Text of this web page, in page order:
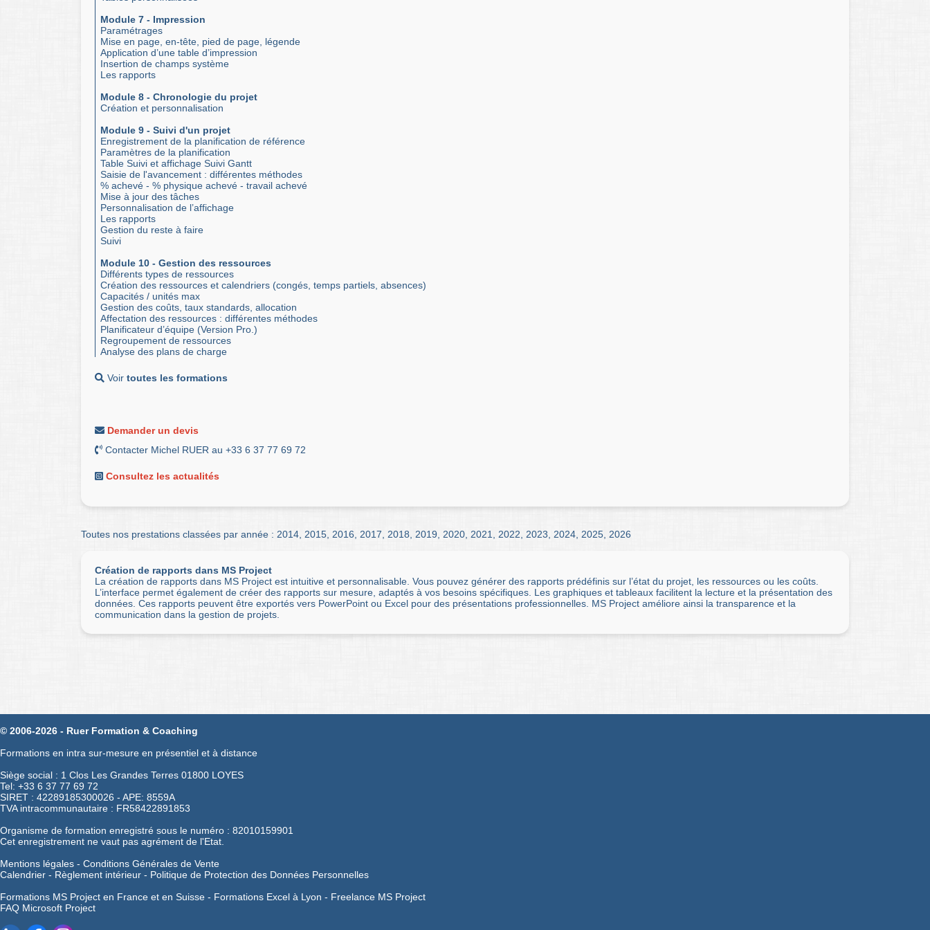
Module 7 - Impression
Paramétrages
Mise en page, en-tête, pied de page, légende
Application d’une table d’impression
Insertion de champs système
Les rapports
Module 8 - Chronologie du projet
Création et personnalisation
Module 9 - Suivi d'un projet
Enregistrement de la planification de référence
Paramètres de la planification
Table Suivi et affichage Suivi Gantt
Saisie de l'avancement : différentes méthodes
% achevé - % physique achevé - travail achevé
Mise à jour des tâches
Personnalisation de l’affichage
Les rapports
Gestion du reste à faire
Suivi
Module 10 - Gestion des ressources
Différents types de ressources
Création des ressources et calendriers (congés, temps partiels, absences)
Capacités / unités max
Gestion des coûts, taux standards, allocation
Affectation des ressources : différentes méthodes
Planificateur d’équipe (Version Pro.)
Regroupement de ressources
Analyse des plans de charge
Voir toutes les formations
Demander un devis
Contacter Michel RUER au +33 6 37 77 69 72
Consultez les actualités
Toutes nos prestations classées par année : 2014 2015 2016 2017 2018 2019 2020 2021 2022 2023 2024 2025 2026
Création de rapports dans MS Project
La création de rapports dans MS Project est intuitive et personnalisable. Vous pouvez générer des rapports prédéfinis sur l’état du projet, les ressources ou les coûts.
L’interface permet également de créer des rapports sur mesure, adaptés à vos besoins spécifiques. Les graphiques et tableaux facilitent la lecture et la présentation des
données. Ces rapports peuvent être exportés vers PowerPoint ou Excel pour des présentations professionnelles. MS Project améliore ainsi la transparence et la
communication dans la gestion de projets.
© 2006-2026 - Ruer Formation & Coaching
Formations en intra sur-mesure en présentiel et à distance
Siège social : 1 Clos Les Grandes Terres 01800 LOYES
Tel: +33 6 37 77 69 72
SIRET : 42289185300026 - APE: 8559A
TVA intracommunautaire : FR58422891853
Organisme de formation enregistré sous le numéro : 82010159901
Cet enregistrement ne vaut pas agrément de l'Etat.
Mentions légales - Conditions Générales de Vente
Calendrier - Règlement intérieur - Politique de Protection des Données Personnelles
Formations MS Project en France et en Suisse - Formations Excel à Lyon - Freelance MS Project
FAQ Microsoft Project